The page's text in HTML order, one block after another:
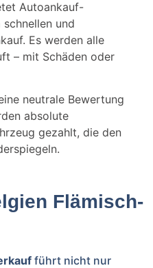
Autoankauf-
schnellen und
Es werden alle
– mit Schäden oder
neutrale Bewertung
absolute
gezahlt, die den
Flämisch-
führt nicht nur